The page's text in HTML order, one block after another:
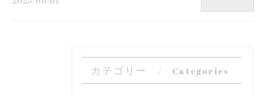
カテゴリー Categories